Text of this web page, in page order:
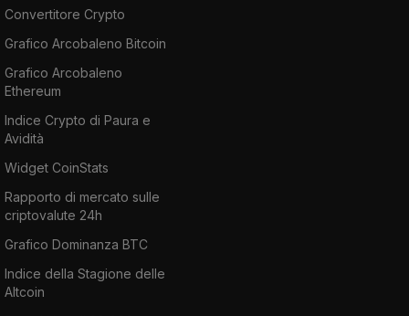
Convertitore Crypto
Grafico Arcobaleno Bitcoin
Grafico Arcobaleno
Ethereum
Indice Crypto di Paura e
Avidità
Widget CoinStats
Rapporto di mercato sulle
criptovalute 24h
Grafico Dominanza BTC
Indice della Stagione delle
Altcoin